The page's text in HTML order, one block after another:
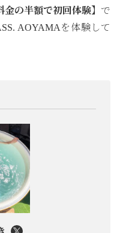
金の半額で初回体験】 で
AOYAMAを体験して